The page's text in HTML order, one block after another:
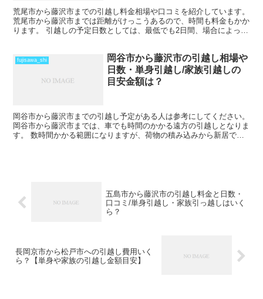
荒尾市から藤沢市までの引越し料金相場や口コミを紹介しています。
荒尾市から藤沢市までは距離がけっこうあるので、時間も料金もかか
ります。 引越しの予定日数としては、最低でも2日間、場合によって
fujisawa_shi
岡谷市から藤沢市の引越し相場や
日数・単身引越し/家族引越しの
目安金額は？
岡谷市から藤沢市までの引越し予定がある人は参考にしてください。
岡谷市から藤沢市までは、車でも時間のかかる遠方の引越しとなりま
す。 数時間かかる範囲になりますが、荷物の積み込みから新居での
五島市から藤沢市の引越し料金と日数・
口コミ/単身引越し・家族引っ越しはいく
ら？
長岡京市から松戸市への引越し費用いく
ら？【単身や家族の引越し金額目安】